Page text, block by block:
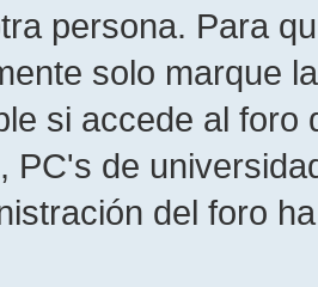
persona. Para
solo marque
si accede al foro
PC's de
del foro